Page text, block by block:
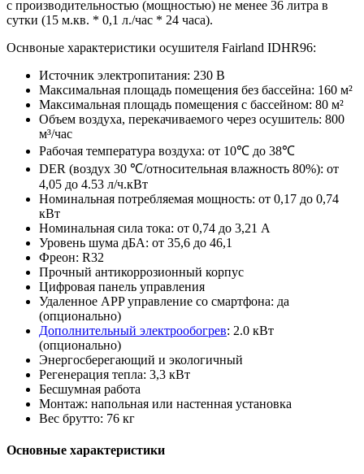
с производительностью (мощностью) не менее 36 литра в
сутки (15 м.кв. * 0,1 л./час * 24 часа).
Оснвоные характеристики осушителя Fairland IDHR96:
Источник электропитания: 230 В
Максимальная площадь помещения без бассейна: 160 м²
Максимальная площадь помещения с бассейном: 80 м²
Объем воздуха, перекачиваемого через осушитель: 800
м³/час
Рабочая температура воздуха: от 10℃ до 38℃
DER (воздух 30 ℃/относительная влажность 80%): от
4,05 до 4.53 л/ч.кВт
Номинальная потребляемая мощность: от 0,17 до 0,74
кВт
Номинальная сила тока: от 0,74 до 3,21 А
Уровень шума дБА: от 35,6 до 46,1
Фреон: R32
Прочный антикоррозионный корпус
Цифровая панель управления
Удаленное APP управление со смартфона: да
(опционально)
Дополнительный электрообогрев: 2.0 кВт
(опционально)
Энергосберегающий и экологичный
Регенерация тепла: 3,3 кВт
Бесшумная работа
Монтаж: напольная или настенная установка
Вес брутто: 76 кг
Основные характеристики